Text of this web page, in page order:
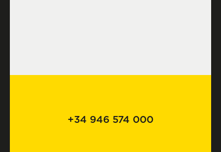
+34 946 574 000